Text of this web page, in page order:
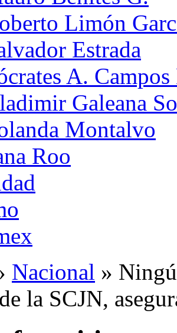
Limón
Estrada
A.
Galeana
Montalvo
Roo
Nacional »
la SCJN,